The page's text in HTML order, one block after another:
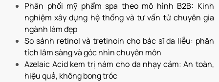
Phân phối mỹ phẩm spa theo mô hình B2B: Kinh
nghiệm xây dựng hệ thống và tư vấn từ chuyên gia
ngành làm đẹp
So sánh retinol và tretinoin cho bác sĩ da liễu: phân
tích lâm sàng và góc nhìn chuyên môn
Azelaic Acid kem trị nám cho da nhạy cảm: An toàn,
hiệu quả, không bong tróc